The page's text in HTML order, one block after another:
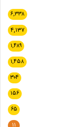
۶,۳۳۸
۴,۱۳۷
۱,۴۸۹
۱,۴۵۸
۳۰۴
۱۵۶
۶۵